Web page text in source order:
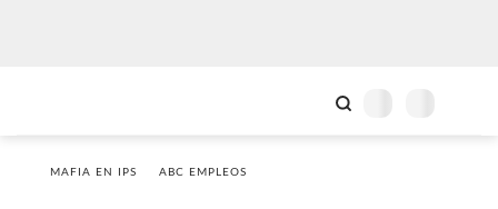
MAFIA EN IPS ABC EMPLEOS